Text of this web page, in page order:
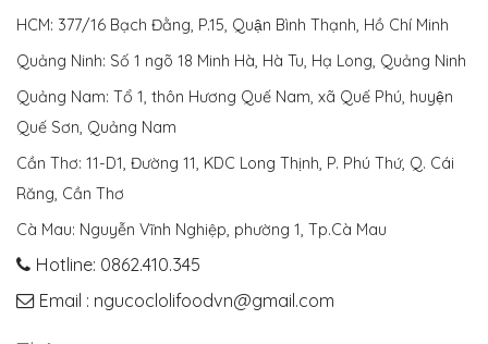
HCM: 377/16 Bạch Đằng, P.15, Quận Bình Thạnh, Hồ Chí Minh
Quảng Ninh: Số 1 ngõ 18 Minh Hà, Hà Tu, Hạ Long, Quảng Ninh
Quảng Nam: Tổ 1, thôn Hương Quế Nam, xã Quế Phú, huyện
Quế Sơn, Quảng Nam
Cần Thơ: 11-D1, Đường 11, KDC Long Thịnh, P. Phú Thứ, Q. Cái
Răng, Cần Thơ
Cà Mau: Nguyễn Vĩnh Nghiệp, phường 1, Tp.Cà Mau
Hotline: 0862.410.345
Email : ngucoclolifoodvn@gmail.com